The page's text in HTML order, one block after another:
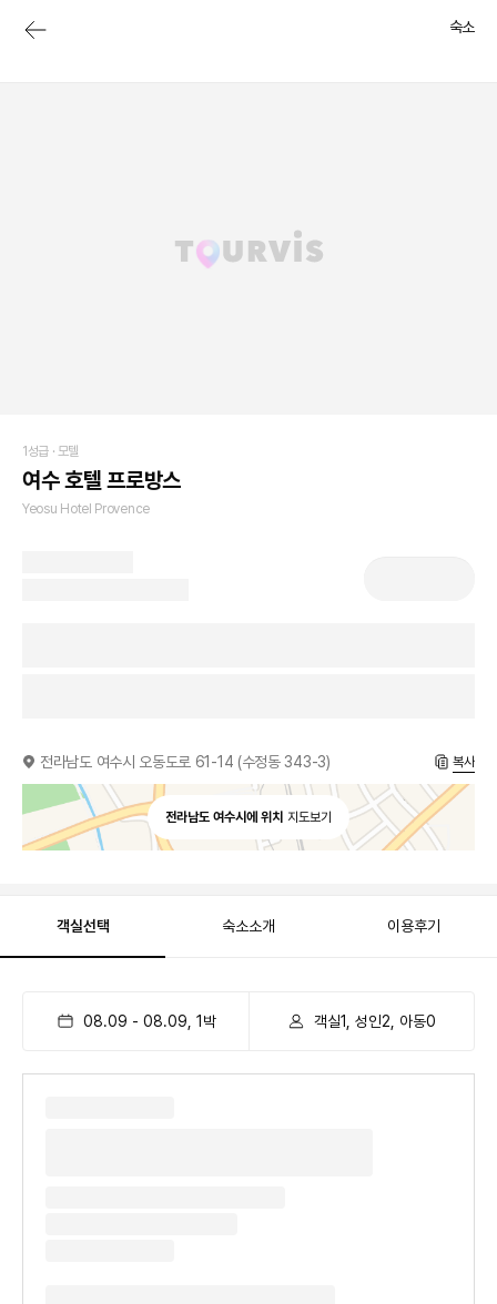
숙소
1성급 · 모텔
여수 호텔 프로방스
Yeosu Hotel Provence
전라남도 여수시 오동도로 61-14 (수정동 343-3) 복사
전라남도 여수시에 위치 지도보기
객실선택 숙소소개 이용후기
08.09 - 08.09 1 박 객실1, 성인2, 아동0